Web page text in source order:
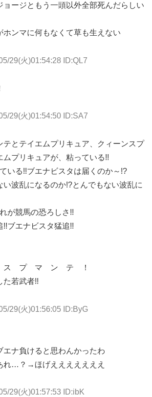
ョージともう一頭以外全部死んだらしい
ホンマに何もなくて草も生えない
29(火)01:54:28 ID:QL7
29(火)01:54:50 ID:SA7
テとテイエムプリキュア、クィーンスプ
ムプリキュアが、粘っている!!
いる!!ブエナビスタは届くのか～!?
い波乱になるのか!?とんでもない波乱に
が競馬の恐ろしさ!!
!!ブエナビスタ猛追!!
プ マ ン テ ！
た若武者!!
29(火)01:56:05 ID:ByG
エナ負けると思わんかったわ
…？→ほげえええええええ
29(火)01:57:53 ID:ibK